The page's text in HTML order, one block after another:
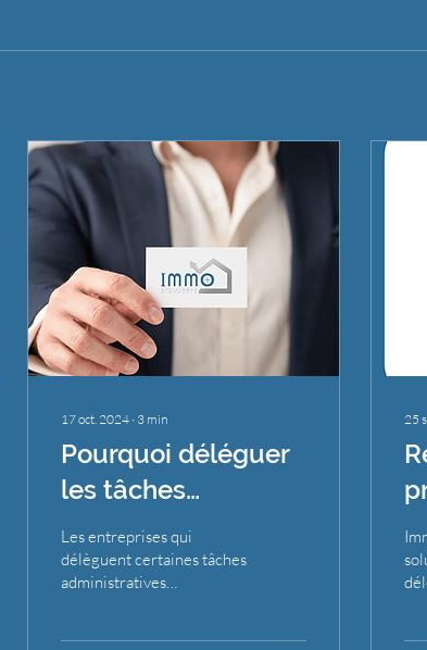
17 oct. 2024 ∙ 3 min
Pourquoi déléguer
les tâches
administratives
peut booster la
productivité des
courtiers
Les entreprises qui
délèguent certaines tâches
administratives
25